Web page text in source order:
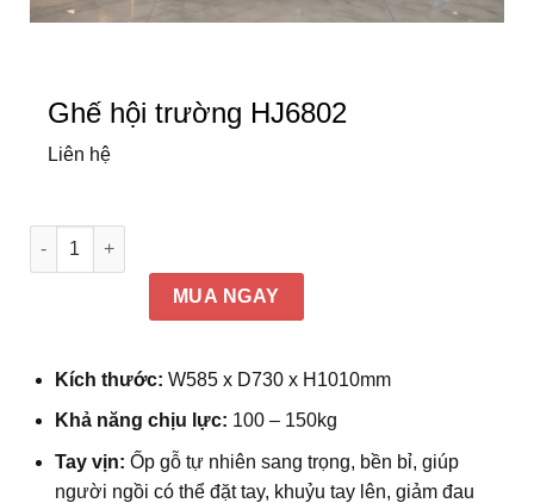
Ghế hội trường HJ6802
Liên hệ
Ghế hội trường HJ6802 số lượng
MUA NGAY
Kích thước: W585 x D730 x H1010mm
Khả năng chịu lực: 100 – 150kg
Tay vịn: Ốp gỗ tự nhiên sang trọng, bền bỉ, giúp
người ngồi có thể đặt tay, khuỷu tay lên, giảm đau